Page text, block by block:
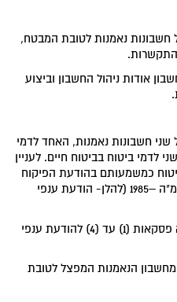
חשבונות נאמנות לטובת המבטח,
אודות ניהול החשבון וביצוע
חשבונות נאמנות, האחד לדמי
לדמי ביטוח בביטוח חיים. לעניין
כמשמעותם בהודעת הפיקוח
על עסקי ביטוח (ענפי ביטוח), התשמ"ה –1985 (להלן- הודעת ענפי
"ביטוח חיים"- כמשמעותו בסעיף 1א פסקאות (1) עד (4) להודעת ענפי
הנאמנות המפצל לטובת